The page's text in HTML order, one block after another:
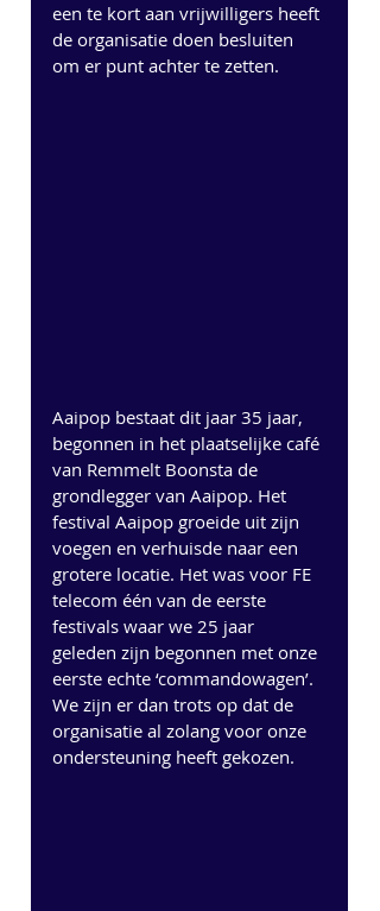
een te kort aan vrijwilligers heeft
de organisatie doen besluiten
om er punt achter te zetten.
Aaipop bestaat dit jaar 35 jaar,
begonnen in het plaatselijke café
van Remmelt Boonsta de
grondlegger van Aaipop. Het
festival Aaipop groeide uit zijn
voegen en verhuisde naar een
grotere locatie. Het was voor FE
telecom één van de eerste
festivals waar we 25 jaar
geleden zijn begonnen met onze
eerste echte ‘commandowagen’.
We zijn er dan trots op dat de
organisatie al zolang voor onze
ondersteuning heeft gekozen.